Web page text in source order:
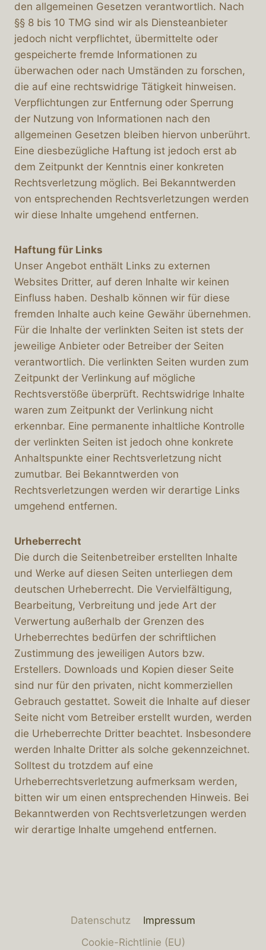
den allgemeinen Gesetzen verantwortlich. Nach
§§ 8 bis 10 TMG sind wir als Diensteanbieter
jedoch nicht verpflichtet, übermittelte oder
gespeicherte fremde Informationen zu
überwachen oder nach Umständen zu forschen,
die auf eine rechtswidrige Tätigkeit hinweisen.
Verpflichtungen zur Entfernung oder Sperrung
der Nutzung von Informationen nach den
allgemeinen Gesetzen bleiben hiervon unberührt.
Eine diesbezügliche Haftung ist jedoch erst ab
dem Zeitpunkt der Kenntnis einer konkreten
Rechtsverletzung möglich. Bei Bekanntwerden
von entsprechenden Rechtsverletzungen werden
wir diese Inhalte umgehend entfernen.
Haftung für Links
Unser Angebot enthält Links zu externen
Websites Dritter, auf deren Inhalte wir keinen
Einfluss haben. Deshalb können wir für diese
fremden Inhalte auch keine Gewähr übernehmen.
Für die Inhalte der verlinkten Seiten ist stets der
jeweilige Anbieter oder Betreiber der Seiten
verantwortlich. Die verlinkten Seiten wurden zum
Zeitpunkt der Verlinkung auf mögliche
Rechtsverstöße überprüft. Rechtswidrige Inhalte
waren zum Zeitpunkt der Verlinkung nicht
erkennbar. Eine permanente inhaltliche Kontrolle
der verlinkten Seiten ist jedoch ohne konkrete
Anhaltspunkte einer Rechtsverletzung nicht
zumutbar. Bei Bekanntwerden von
Rechtsverletzungen werden wir derartige Links
umgehend entfernen.
Urheberrecht
Die durch die Seitenbetreiber erstellten Inhalte
und Werke auf diesen Seiten unterliegen dem
deutschen Urheberrecht. Die Vervielfältigung,
Bearbeitung, Verbreitung und jede Art der
Verwertung außerhalb der Grenzen des
Urheberrechtes bedürfen der schriftlichen
Zustimmung des jeweiligen Autors bzw.
Erstellers. Downloads und Kopien dieser Seite
sind nur für den privaten, nicht kommerziellen
Gebrauch gestattet. Soweit die Inhalte auf dieser
Seite nicht vom Betreiber erstellt wurden, werden
die Urheberrechte Dritter beachtet. Insbesondere
werden Inhalte Dritter als solche gekennzeichnet.
Solltest du trotzdem auf eine
Urheberrechtsverletzung aufmerksam werden,
bitten wir um einen entsprechenden Hinweis. Bei
Bekanntwerden von Rechtsverletzungen werden
wir derartige Inhalte umgehend entfernen.
Datenschutz
Impressum
Cookie-Richtlinie (EU)